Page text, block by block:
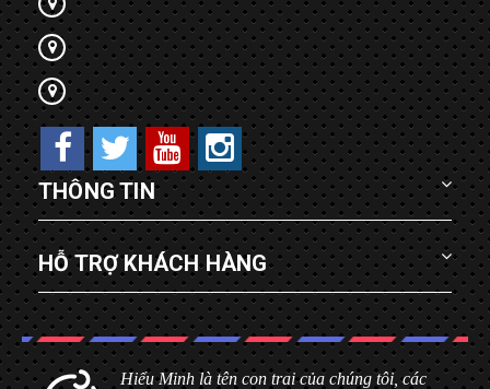
THÔNG TIN
HỖ TRỢ KHÁCH HÀNG
Hiểu Minh là tên con trai của chúng tôi, các